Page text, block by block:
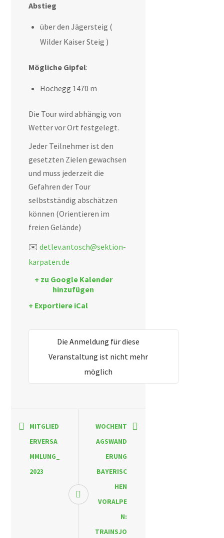
Abstieg
über den Jägersteig (
Wilder Kaiser Steig )
Mögliche Gipfel:
Hochegg 1470 m
Die Tour wird abhängig von
Wetter vor Ort festgelegt.
Jeder Teilnehmer ist den
gesetzten Zielen gewachsen
und muss jederzeit die
Gefahren der Tour
selbstständig abschätzen
können (Orientieren im
freien Gelände)
✉️detlev.antosch@sektion-
karpaten.de
+ zu Google Kalender
hinzufügen
+ Exportiere iCal
Die Anmeldung für diese
Veranstaltung ist nicht mehr
möglich
MITGLIED
ERVERSA
MMLUNG_
2023
WOCHENT
AGSWAND
ERUNG
BAYERISC
HEN
VORALPE
N:
TRAINSJO